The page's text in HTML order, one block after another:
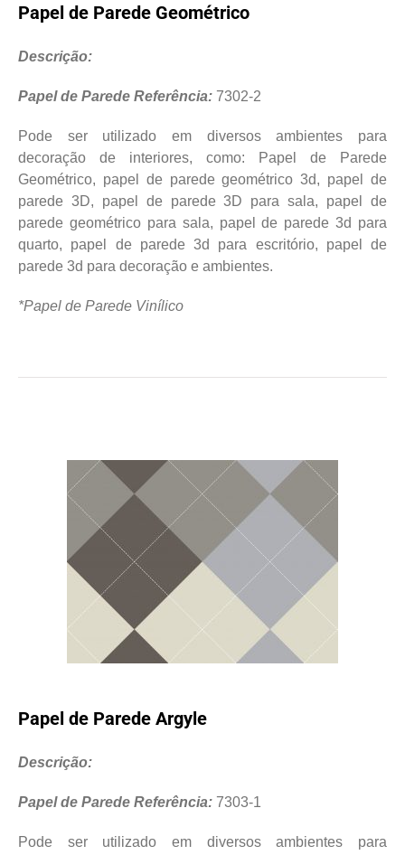
Papel de Parede Geométrico
Descrição:
Papel de Parede Referência: 7302-2
Pode ser utilizado em diversos ambientes para
decoração de interiores, como: Papel de Parede
Geométrico, papel de parede geométrico 3d, papel de
parede 3D, papel de parede 3D para sala, papel de
parede geométrico para sala, papel de parede 3d para
quarto, papel de parede 3d para escritório, papel de
parede 3d para decoração e ambientes.
*Papel de Parede Vinílico
Papel de Parede Argyle
Descrição:
Papel de Parede Referência: 7303-1
Pode ser utilizado em diversos ambientes para